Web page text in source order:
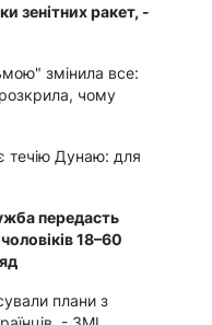
зенітних ракет, -
змінила все:
чому
течію Дунаю: для
передасть
18–60
плани з